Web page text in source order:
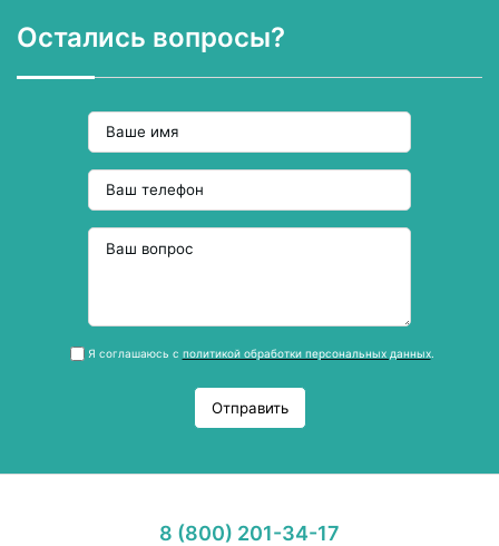
Остались вопросы?
Я соглашаюсь с политикой обработки персональных данных.
Отправить
8 (800) 201-34-17